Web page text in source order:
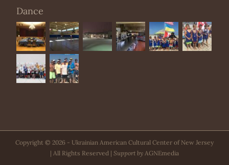
Copyright © 2026 - Ukrainian American Cultural Center of New Jersey
| All Rights Reserved | Support by AGNEmedia